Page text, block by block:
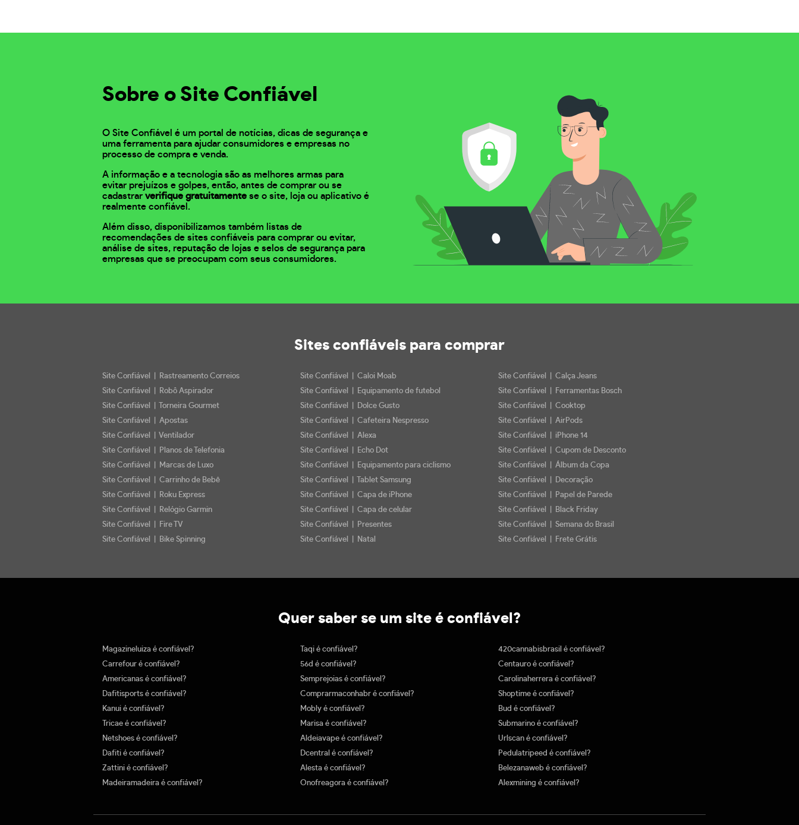
Sobre o Site Confiável
O Site Confiável é um portal de notícias, dicas de segurança e
uma ferramenta para ajudar consumidores e empresas no
processo de compra e venda.
A informação e a tecnologia são as melhores armas para
evitar prejuízos e golpes, então, antes de comprar ou se
cadastrar verifique gratuitamente se o site, loja ou aplicativo é
realmente confiável.
Além disso, disponibilizamos também listas de
recomendações de sites confiáveis para comprar ou evitar,
análise de sites, reputação de lojas e selos de segurança para
empresas que se preocupam com seus consumidores.
Sites confiáveis para comprar
Site Confiável | Rastreamento Correios
Site Confiável | Robô Aspirador
Site Confiável | Torneira Gourmet
Site Confiável | Apostas
Site Confiável | Ventilador
Site Confiável | Planos de Telefonia
Site Confiável | Marcas de Luxo
Site Confiável | Carrinho de Bebê
Site Confiável | Roku Express
Site Confiável | Relógio Garmin
Site Confiável | Fire TV
Site Confiável | Bike Spinning
Site Confiável | Caloi Moab
Site Confiável | Equipamento de futebol
Site Confiável | Dolce Gusto
Site Confiável | Cafeteira Nespresso
Site Confiável | Alexa
Site Confiável | Echo Dot
Site Confiável | Equipamento para ciclismo
Site Confiável | Tablet Samsung
Site Confiável | Capa de iPhone
Site Confiável | Capa de celular
Site Confiável | Presentes
Site Confiável | Natal
Site Confiável | Calça Jeans
Site Confiável | Ferramentas Bosch
Site Confiável | Cooktop
Site Confiável | AirPods
Site Confiável | iPhone 14
Site Confiável | Cupom de Desconto
Site Confiável | Álbum da Copa
Site Confiável | Decoração
Site Confiável | Papel de Parede
Site Confiável | Black Friday
Site Confiável | Semana do Brasil
Site Confiável | Frete Grátis
Quer saber se um site é confiável?
Magazineluiza é confiável?
Carrefour é confiável?
Americanas é confiável?
Dafitisports é confiável?
Kanui é confiável?
Tricae é confiável?
Netshoes é confiável?
Dafiti é confiável?
Zattini é confiável?
Madeiramadeira é confiável?
Taqi é confiável?
56d é confiável?
Semprejoias é confiável?
Comprarmaconhabr é confiável?
Mobly é confiável?
Marisa é confiável?
Aldeiavape é confiável?
Dcentral é confiável?
Alesta é confiável?
Onofreagora é confiável?
420cannabisbrasil é confiável?
Centauro é confiável?
Carolinaherrera é confiável?
Shoptime é confiável?
Bud é confiável?
Submarino é confiável?
Urlscan é confiável?
Pedulatripeed é confiável?
Belezanaweb é confiável?
Alexmining é confiável?